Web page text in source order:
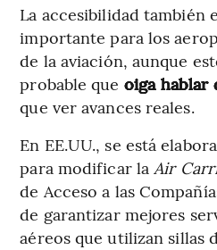
La accesibilidad también
importante para los
de la aviación, aunque
probable que oiga hablar
que ver avances reales.
En EE.UU., se está
para modificar laAir
de Acceso a las
de garantizar mejores
aéreos que utilizan sillas